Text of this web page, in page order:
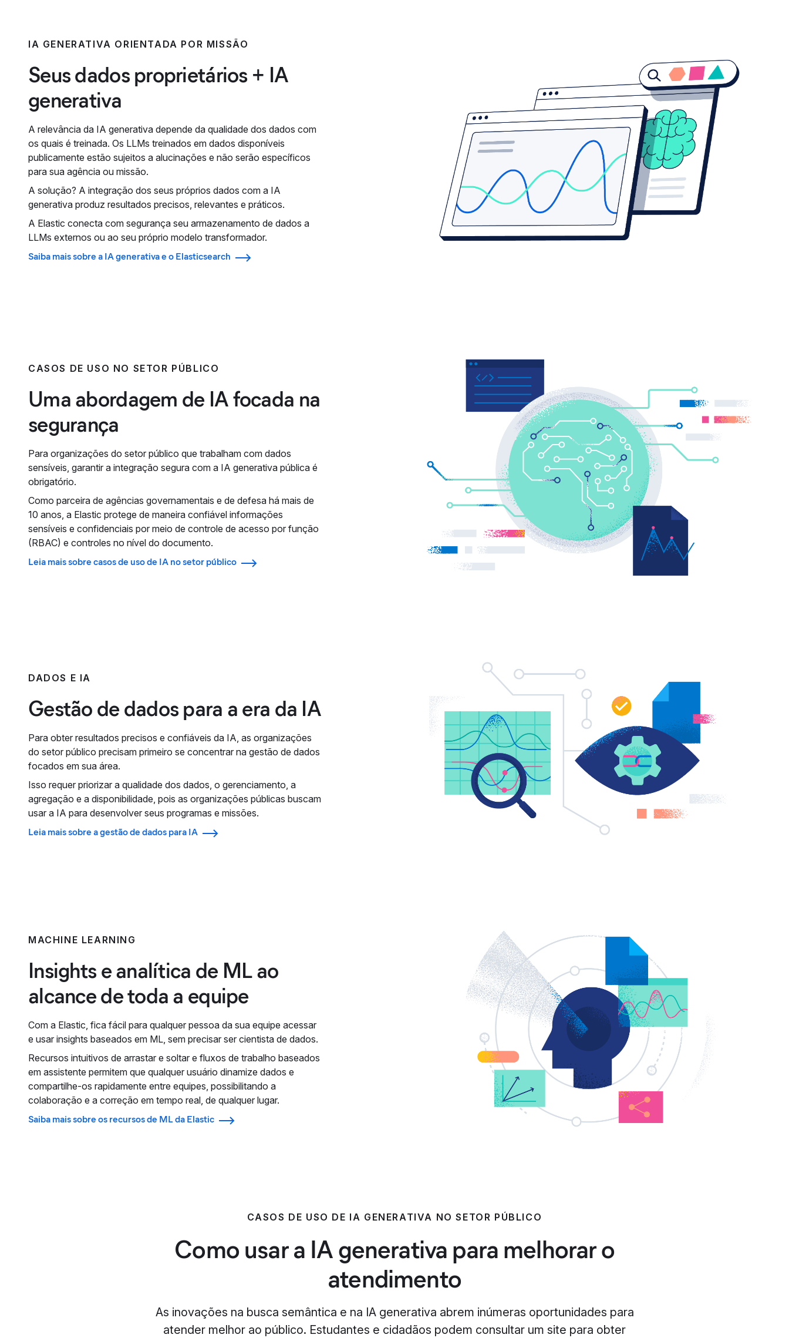
IA GENERATIVA ORIENTADA POR MISSÃO
Seus dados proprietários + IA
generativa
A relevância da IA generativa depende da qualidade dos dados com
os quais é treinada. Os LLMs treinados em dados disponíveis
publicamente estão sujeitos a alucinações e não serão específicos
para sua agência ou missão.
A solução? A integração dos seus próprios dados com a IA
generativa produz resultados precisos, relevantes e práticos.
A Elastic conecta com segurança seu armazenamento de dados a
LLMs externos ou ao seu próprio modelo transformador.
Saiba mais sobre a IA generativa e o Elasticsearch
CASOS DE USO NO SETOR PÚBLICO
Uma abordagem de IA focada na
segurança
Para organizações do setor público que trabalham com dados
sensíveis, garantir a integração segura com a IA generativa pública é
obrigatório.
Como parceira de agências governamentais e de defesa há mais de
10 anos, a Elastic protege de maneira confiável informações
sensíveis e confidenciais por meio de controle de acesso por função
(RBAC) e controles no nível do documento.
Leia mais sobre casos de uso de IA no setor público
DADOS E IA
Gestão de dados para a era da IA
Para obter resultados precisos e confiáveis da IA, as organizações
do setor público precisam primeiro se concentrar na gestão de dados
focados em sua área.
Isso requer priorizar a qualidade dos dados, o gerenciamento, a
agregação e a disponibilidade, pois as organizações públicas buscam
usar a IA para desenvolver seus programas e missões.
Leia mais sobre a gestão de dados para IA
MACHINE LEARNING
Insights e analítica de ML ao
alcance de toda a equipe
Com a Elastic, fica fácil para qualquer pessoa da sua equipe acessar
e usar insights baseados em ML, sem precisar ser cientista de dados.
Recursos intuitivos de arrastar e soltar e fluxos de trabalho baseados
em assistente permitem que qualquer usuário dinamize dados e
compartilhe-os rapidamente entre equipes, possibilitando a
colaboração e a correção em tempo real, de qualquer lugar.
Saiba mais sobre os recursos de ML da Elastic
CASOS DE USO DE IA GENERATIVA NO SETOR PÚBLICO
Como usar a IA generativa para melhorar o
atendimento
As inovações na busca semântica e na IA generativa abrem inúmeras oportunidades para
atender melhor ao público. Estudantes e cidadãos podem consultar um site para obter